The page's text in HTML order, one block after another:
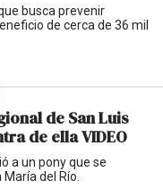
busca prevenir
de cerca de 36 mil
de San Luis
de ella VIDEO
a un pony que se
del Río.